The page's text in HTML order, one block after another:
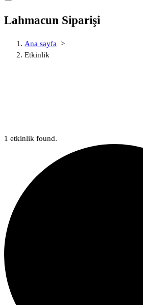
Lahmacun Siparişi
Ana sayfa >
Etkinlik
1 etkinlik found.